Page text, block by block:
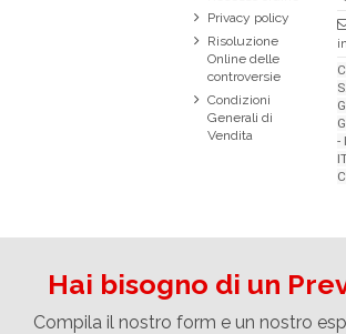
Privacy policy
Risoluzione
Online delle
controversie
Condizioni
Generali di
Vendita
-
Hai bisogno di un
Compila il nostro form e un nostro